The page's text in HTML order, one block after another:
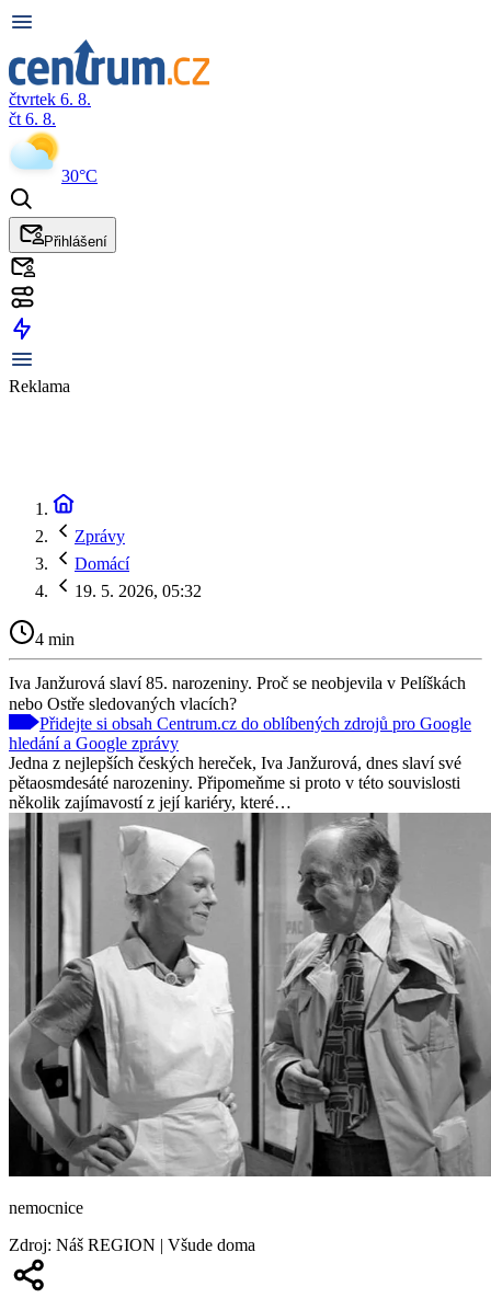
čtvrtek 6. 8.
čt 6. 8.
30°C
Přihlášení
Reklama
Zprávy
Domácí
19. 5. 2026, 05:32
4 min
Iva Janžurová slaví 85. narozeniny. Proč se neobjevila v Pelíškách
nebo Ostře sledovaných vlacích?
Přidejte si obsah Centrum.cz do oblíbených zdrojů pro Google
hledání a Google zprávy
Jedna z nejlepších českých hereček, Iva Janžurová, dnes slaví své
pětaosmdesáté narozeniny. Připomeňme si proto v této souvislosti
několik zajímavostí z její kariéry, které…
nemocnice
Zdroj: Náš REGION | Všude doma